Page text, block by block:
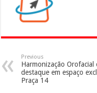
Previous
Harmonização Orofacial
destaque em espaço
Praça 14